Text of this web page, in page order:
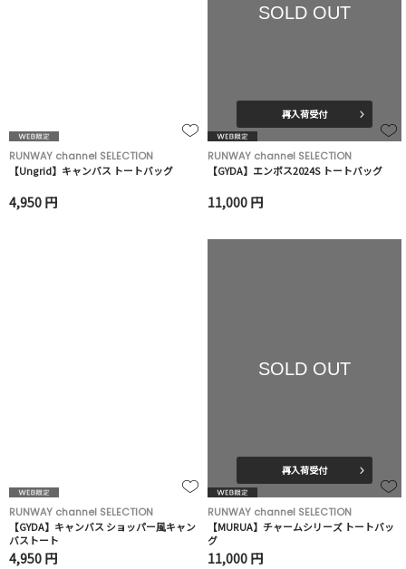
RUNWAY channel SELECTION
【Ungrid】キャンバス トートバッグ
4,950 円
SOLD OUT
再入荷受付
RUNWAY channel SELECTION
【GYDA】エンボス2024S トートバッグ
11,000 円
RUNWAY channel SELECTION
【GYDA】キャンバス ショッパー風キャン
バストート
4,950 円
SOLD OUT
再入荷受付
RUNWAY channel SELECTION
【MURUA】チャームシリーズ トートバッ
グ
11,000 円